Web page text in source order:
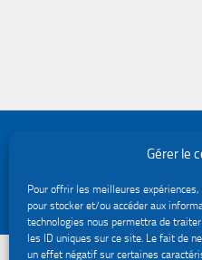
Gérer le
Pour offrir les meilleures
pour stocker et/ou accéder aux
technologies nous permettra de
les ID uniques sur ce site. Le fait de
un effet négatif sur certaines
Fièrement propulsé par - Conçu par